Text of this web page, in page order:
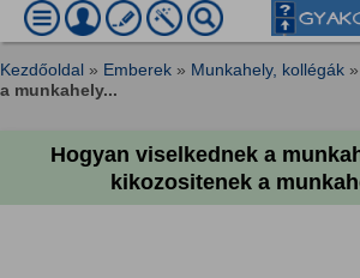
Kezdőoldal » Emberek » Munkahely, kollégák »
a munkahely...
Hogyan viselkednek a
kikozositenek a